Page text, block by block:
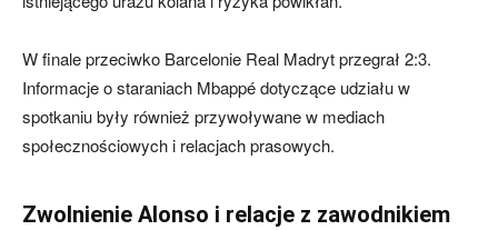
W finale przeciwko Barcelonie Real Madryt przegrał 2:3.
Informacje o staraniach Mbappé dotyczące udziału w
spotkaniu były również przywoływane w mediach
społecznościowych i relacjach prasowych.
Zwolnienie Alonso i relacje z zawodnikiem